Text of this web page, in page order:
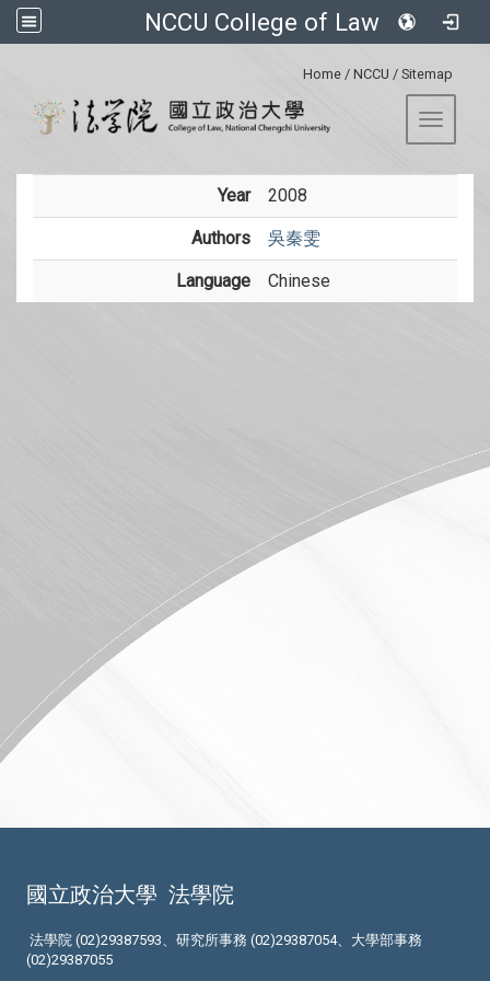
NCCU College of Law
Home / NCCU / Sitemap
Toggle
Year 2008
Authors 吳秦雯
Language Chinese
國立政治大學 法學院
法學院 (02)29387593、研究所事務 (02)29387054、大學部事務
(02)29387055